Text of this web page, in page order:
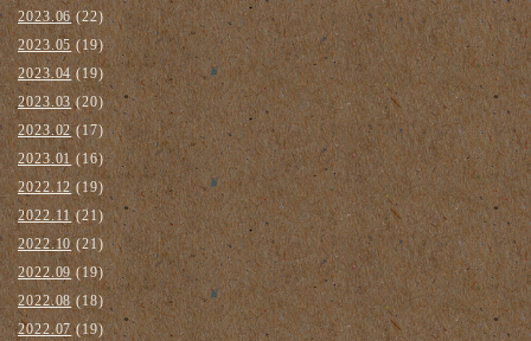
2023.06(22)
2023.05(19)
2023.04(19)
2023.03(20)
2023.02(17)
2023.01(16)
2022.12(19)
2022.11 (21)
2022.10(21)
2022.09(19)
2022.08 (18)
2022.07(19)